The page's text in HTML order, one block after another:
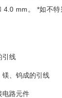
4.0 mm。 *如不
引线
镁、钨成的引线
电路元件